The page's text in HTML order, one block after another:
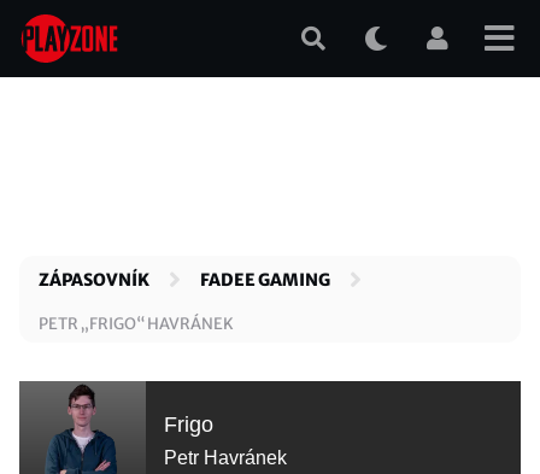
Přejít
hlavnímu
ZÁPASOVNÍK FADEE GAMING
PETR „FRIGO“ HAVRÁNEK
Frigo
Petr Havránek